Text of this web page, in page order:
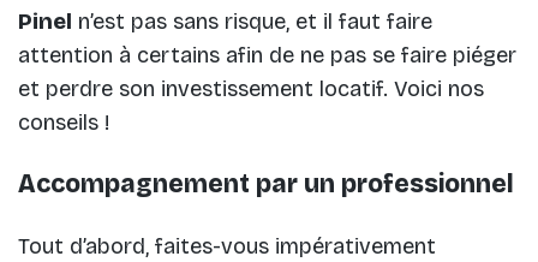
Pinel n’est pas sans risque, et il faut faire
attention à certains afin de ne pas se faire piéger
et perdre son investissement locatif. Voici nos
conseils !
Accompagnement par un professionnel
Tout d’abord, faites-vous impérativement